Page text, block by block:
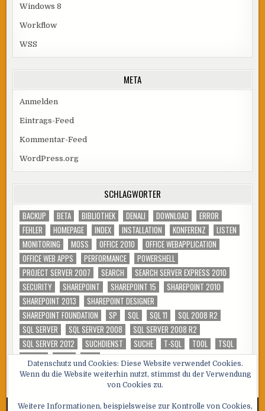
Datenschutz und Cookies: Diese Website verwendet Cookies.
Wenn du die Website weiterhin nutzt, stimmst du der Verwendung
von Cookies zu.
Weitere Informationen, beispielsweise zur Kontrolle von Cookies,
Windows 8
Workflow
WSS
META
Anmelden
Eintrags-Feed
Kommentar-Feed
WordPress.org
SCHLAGWÖRTER
BACKUP BETA BIBLIOTHEK DENALI DOWNLOAD
ERROR
FEHLER
HOMEPAGE INDEX INSTALLATION KONFERENZ
LISTEN
MONITORING
MOSS OFFICE 2010
OFFICE WEBAPPLICATION
OFFICE WEB APPS
PERFORMANCE
POWERSHELL
PROJECT SERVER 2007
SEARCH
SEARCH SERVER EXPRESS 2010
SECURITY
SHAREPOINT SHAREPOINT 15
SHAREPOINT 2010
SHAREPOINT 2013
SHAREPOINT DESIGNER
SHAREPOINT FOUNDATION
SP SQL SQL 11
SQL 2008 R2
SQL SERVER
SQL SERVER 2008
SQL SERVER 2008 R2
SQL SERVER 2012
SUCHDIENST SUCHE T-SQL TOOL
TSQL
TUNING
VIDEO WSS